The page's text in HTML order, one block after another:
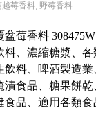
越莓香料, 野莓香料
盆莓香料
料、濃縮糖漿、
飲料、啤酒製造業
漬食品、糖果餅
食品、適用各類食